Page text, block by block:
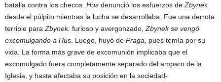
batalla contra los checos . Hus denunció los esfuerzos de Zbynek
desde el púlpito mientras la lucha se desarrollaba. Fue una derrota
terrible para Zbynek. furioso y avergonzado, Zbynek se vengó
excomulgando a Hus . Luego, huyó de Praga,
pues temía por su
vida. La forma más grave de excomunión implicaba que el
excomulgado fuera completamente separado del amparo de la
Iglesia, y hasta afectaba su posición en la sociedad-